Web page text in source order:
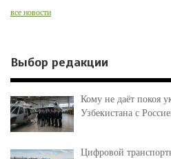
все новости
Выбор редакции
Кому не даёт покоя
Узбекистана с
Цифровой